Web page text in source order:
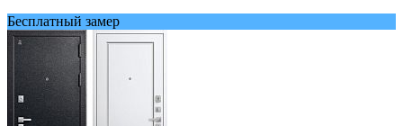
Бесплатный замер